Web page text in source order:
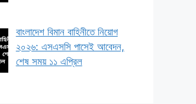
বাংলাদেশ বিমান বাহিনীতে নিয়োগ
২০২৬: এসএসসি পাসেই আবেদন,
শেষ সময় ১১ এপ্রিল